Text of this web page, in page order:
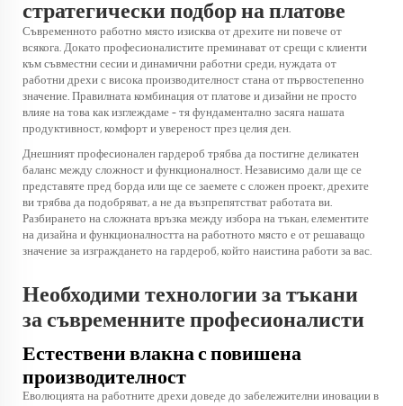
стратегически подбор на платове
Съвременното работно място изисква от дрехите ни повече от
всякога. Докато професионалистите преминават от срещи с клиенти
към съвместни сесии и динамични работни среди, нуждата от
работни дрехи с висока производителност стана от първостепенно
значение. Правилната комбинация от платове и дизайни не просто
влияе на това как изглеждаме – тя фундаментално засяга нашата
продуктивност, комфорт и увереност през целия ден.
Днешният професионален гардероб трябва да постигне деликатен
баланс между сложност и функционалност. Независимо дали ще се
представяте пред борда или ще се заемете с сложен проект, дрехите
ви трябва да подобряват, а не да възпрепятстват работата ви.
Разбирането на сложната връзка между избора на тъкан, елементите
на дизайна и функционалността на работното място е от решаващо
значение за изграждането на гардероб, който наистина работи за вас.
Необходими технологии за тъкани
за съвременните професионалисти
Естествени влакна с повишена
производителност
Еволюцията на работните дрехи доведе до забележителни иновации в